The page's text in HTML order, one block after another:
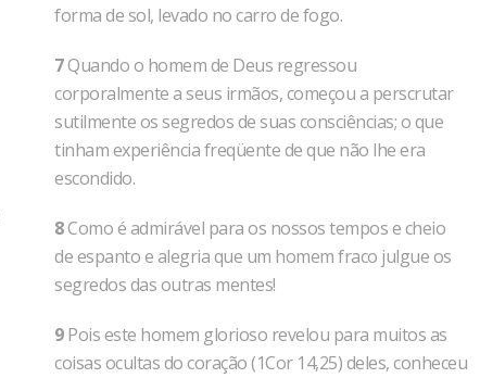
forma de sol, levado no carro de fogo.
7Quando o homem de Deus regressou
corporalmente a seus irmãos, começou a perscrutar
sutilmente os segredos de suas consciências; o que
tinham experiência freqüente de que não lhe era
escondido.
8Como é admirável para os nossos tempos e cheio
de espanto e alegria que um homem fraco julgue os
segredos das outras mentes!
9Pois este homem glorioso revelou para muitos as
coisas ocultas do coração (1Cor 14,25) deles, conheceu